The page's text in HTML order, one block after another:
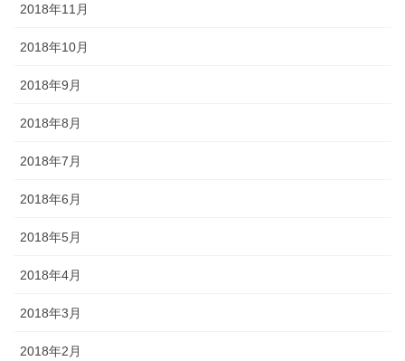
2018年11月
2018年10月
2018年9月
2018年8月
2018年7月
2018年6月
2018年5月
2018年4月
2018年3月
2018年2月